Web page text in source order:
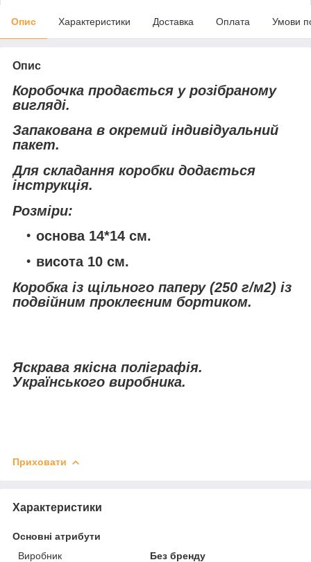
Опис Характеристики Доставка Оплата Умови
Опис
Коробочка продається у розібраному
вигляді.
Запакована в окремий індивідуальний
пакет.
Для складання коробки додається
інструкція.
Розміри:
основа 14*14 см.
висота 10 см.
Коробка із щільного паперу (250 г/м2) із
подвійним проклеєним бортиком.
Яскрава якісна поліграфія.
Українського виробника.
Приховати
Характеристики
Основні атрибути
Виробник
Без бренду